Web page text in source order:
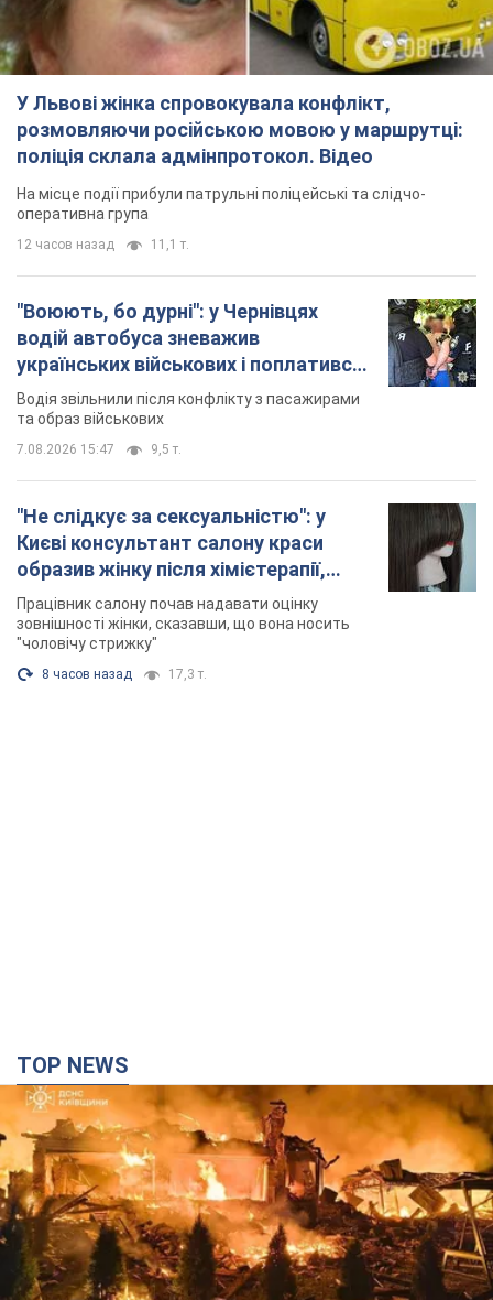
У Львові жінка спровокувала конфлікт,
розмовляючи російською мовою у маршрутці:
поліція склала адмінпротокол. Відео
На місце події прибули патрульні поліцейські та слідчо-
оперативна група
12 часов назад 11,1 т.
"Воюють, бо дурні": у Чернівцях
водій автобуса зневажив
українських військових і поплатився.
Відео
Водія звільнили після конфлікту з пасажирами
та образ військових
7.08.2026 15:47 9,5 т.
"Не слідкує за сексуальністю": у
Києві консультант салону краси
образив жінку після хімієтерапії,
розгорівся скандал. Фото
Працівник салону почав надавати оцінку
зовнішності жінки, сказавши, що вона носить
"чоловічу стрижку"
8 часов назад 17,3 т.
TOP NEWS